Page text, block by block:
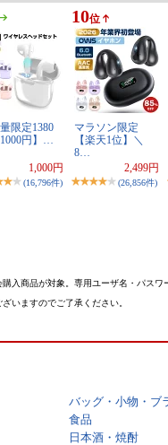
量限定1380
円】…
1,000円
(16,796件)
10位
マラソン限定
【楽天1位】＼
8…
2,499円
(26,856件)
商品が対象。専用ユーザ名・パスワ
いますのでご了承ください。
バッグ・小物・ブ
食品
日本酒・焼酎